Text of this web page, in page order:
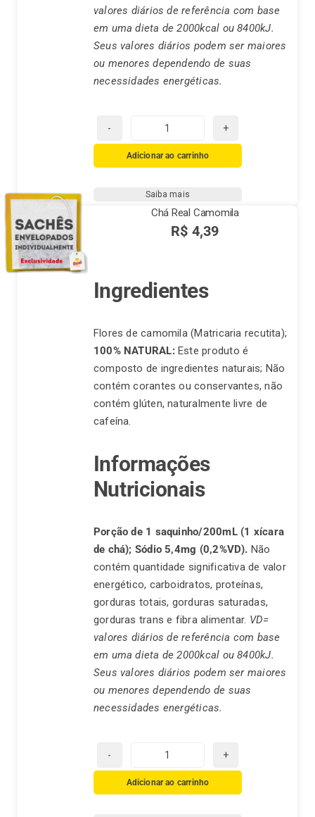
valores diários de referência com base
em uma dieta de 2000kcal ou 8400kJ.
Seus valores diários podem ser maiores
ou menores dependendo de suas
necessidades energéticas.
Chá
Real
Erva
Doce
quantidade
Adicionar ao carrinho
Saiba mais
Chá Real Camomila
R$ 4,39
Ingredientes
Flores de camomila (Matricaria recutita);
100% NATURAL:Este produto é
composto de ingredientes naturais; Não
contém corantes ou conservantes, não
contém glúten, naturalmente livre de
cafeína.
Informações
Nutricionais
Porção de 1 saquinho/200mL (1 xícara
de chá); Sódio 5,4mg (0,2%VD).
contém quantidade significativa de valor
energético, carboidratos, proteínas,
gorduras totais, gorduras saturadas,
gorduras trans e fibra alimentar. VD=
valores diários de referência com base
em uma dieta de 2000kcal ou 8400kJ.
Seus valores diários podem ser maiores
ou menores dependendo de suas
necessidades energéticas.
Chá
Real
Camomila
Adicionar ao carrinho